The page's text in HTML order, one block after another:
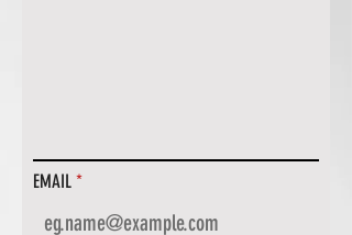
EMAIL